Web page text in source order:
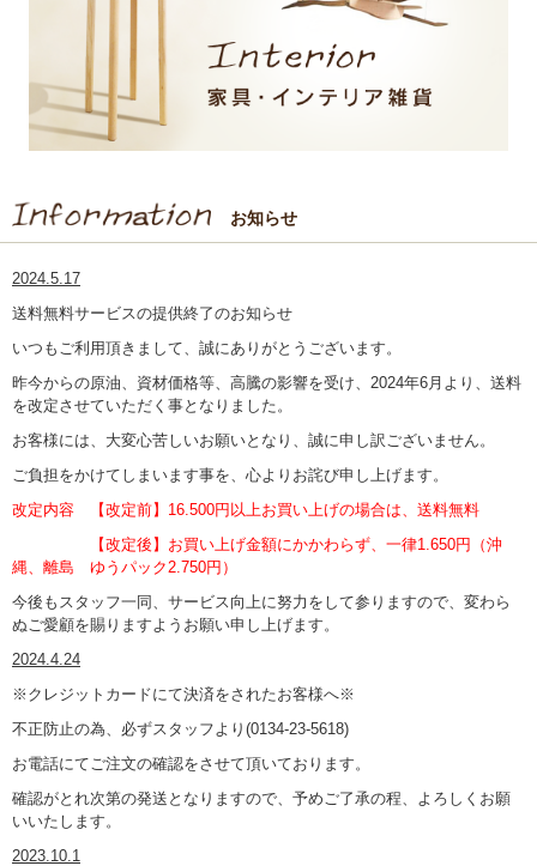
お知らせ
2024.5.17
送料無料サービスの提供終了のお知らせ
いつもご利用頂きまして、誠にありがとうございます。
昨今からの原油、資材価格等、高騰の影響を受け、2024年6月より、送料
を改定させていただく事となりました。
お客様には、大変心苦しいお願いとなり、誠に申し訳ございません。
ご負担をかけてしまいます事を、心よりお詫び申し上げます。
改定内容 【改定前】16.500円以上お買い上げの場合は、送料無料
【改定後】お買い上げ金額にかかわらず、一律1.650円（沖
縄、離島 ゆうパック2.750円）
今後もスタッフ一同、サービス向上に努力をして参りますので、変わら
ぬご愛顧を賜りますようお願い申し上げます。
2024.4.24
※クレジットカードにて決済をされたお客様へ※
不正防止の為、必ずスタッフより(0134-23-5618)
お電話にてご注文の確認をさせて頂いております。
確認がとれ次第の発送となりますので、予めご了承の程、よろしくお願
いいたします。
2023.10.1